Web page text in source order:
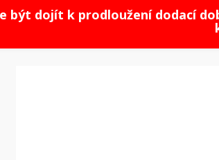
být dojít k prodloužení dodací